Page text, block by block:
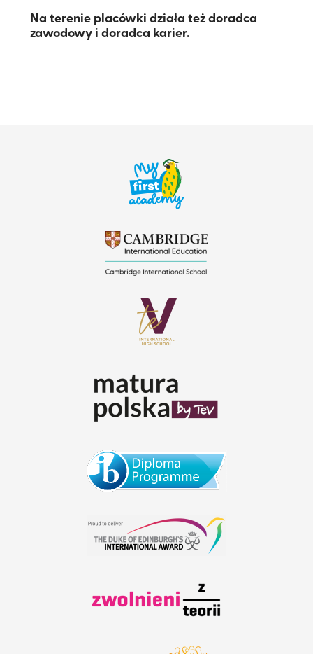
Na terenie placówki działa też doradca
zawodowy i doradca karier.